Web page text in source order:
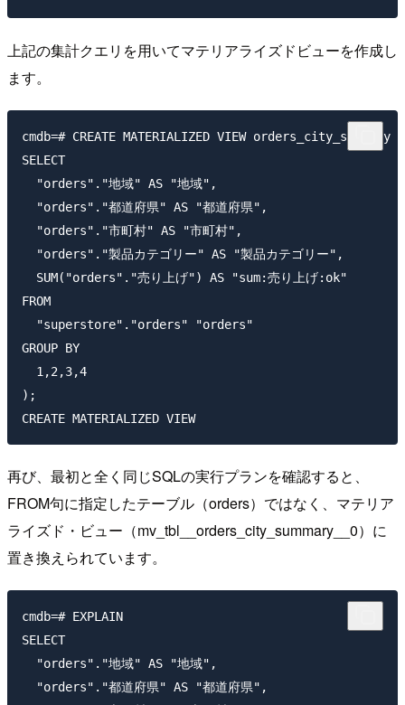
上記の集計クエリを用いてマテリアライズドビューを作成し
ます。
cmdb=# CREATE MATERIALIZED VIEW orders_city_summary
SELECT
  "orders"."地域" AS "地域",
  "orders"."都道府県" AS "都道府県",
  "orders"."市町村" AS "市町村",
  "orders"."製品カテゴリー" AS "製品カテゴリー",
  SUM("orders"."売り上げ") AS "sum:売り上げ:ok"
FROM
  "superstore"."orders" "orders"
GROUP BY
  1,2,3,4
);
再び、最初と全く同じSQLの実行プランを確認すると、
FROM句に指定したテーブル（orders）ではなく、マテリア
ライズド・ビュー（mv_tbl__orders_city_summary__0）に
置き換えられています。
cmdb=# EXPLAIN
SELECT
  "orders"."地域" AS "地域",
  "orders"."都道府県" AS "都道府県",